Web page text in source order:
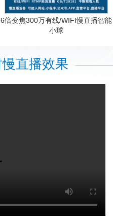
6倍变焦300万有线/WIFI慢直播智能
小球
直播效果